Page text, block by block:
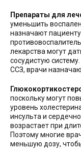
Препараты для
уменьшить
назначают
лекарства могут
сосудистую
ССЗ, врачи
поскольку могут
уровень
инсульта и
возрастает при
Поэтому многие
меньшую дозу,